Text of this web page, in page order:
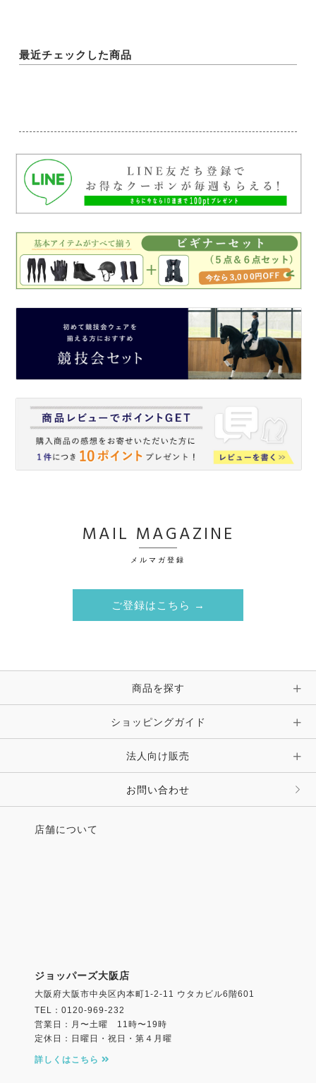
最近チェックした商品
MAIL MAGAZINE
メルマガ登録
ご登録はこちら →
商品を探す
ショッピングガイド
法人向け販売
お問い合わせ
店舗について
ジョッパーズ大阪店
大阪府大阪市中央区内本町1-2-11 ウタカビル6階601
TEL：0120-969-232
営業日：月〜土曜 11時〜19時
定休日：日曜日・祝日・第４月曜
詳しくはこちら